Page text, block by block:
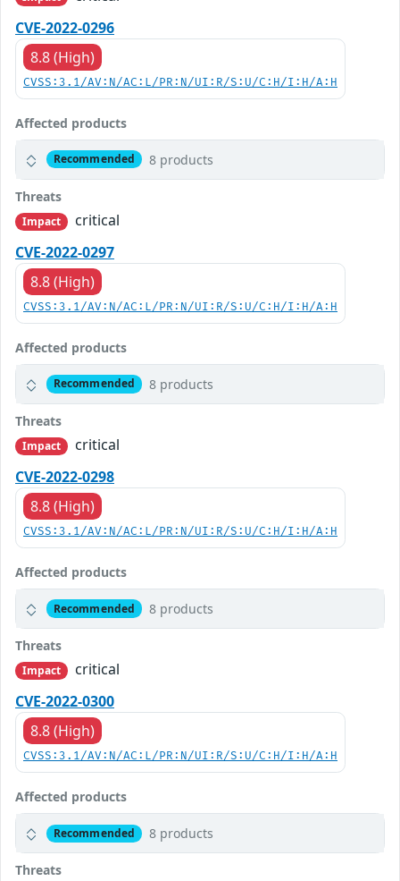
CVE-2022-0296
8.8 (High)
CVSS:3.1/AV:N/AC:L/PR:N/UI:R/S:U/C:H/I:H/A:H
Affected products
Recommended 8 products
Threats
Impact
critical
CVE-2022-0297
8.8 (High)
CVSS:3.1/AV:N/AC:L/PR:N/UI:R/S:U/C:H/I:H/A:H
Affected products
Recommended 8 products
Threats
Impact
critical
CVE-2022-0298
8.8 (High)
CVSS:3.1/AV:N/AC:L/PR:N/UI:R/S:U/C:H/I:H/A:H
Affected products
Recommended 8 products
Threats
Impact
critical
CVE-2022-0300
8.8 (High)
CVSS:3.1/AV:N/AC:L/PR:N/UI:R/S:U/C:H/I:H/A:H
Affected products
Recommended 8 products
Threats